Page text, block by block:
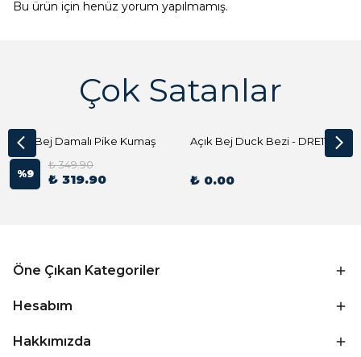
Bu ürün için henüz yorum yapılmamış.
Çok Satanlar
Açık Bej Damalı Pike Kumaş
%9
₺ 349.90
₺ 319.90
Açık Bej Duck Bezi - DRE1144 Kumaş Peçete
₺ 0.00
Öne Çıkan Kategoriler
Hesabım
Hakkımızda